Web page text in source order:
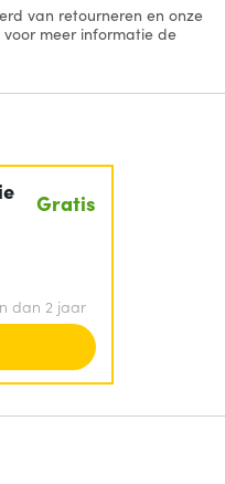
van retourneren en onze
meer informatie de
Gratis
dan 2 jaar